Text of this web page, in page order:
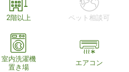
2階以上 ペット相談可
室内洗濯機
置き場
エアコン